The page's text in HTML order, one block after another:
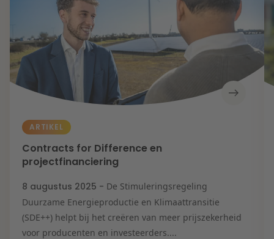
ARTIKEL
Contracts for Difference en
projectfinanciering
8 augustus 2025 - De Stimuleringsregeling
Duurzame Energieproductie en Klimaattransitie
(SDE++) helpt bij het creëren van meer prijszekerheid
voor producenten en investeerders....